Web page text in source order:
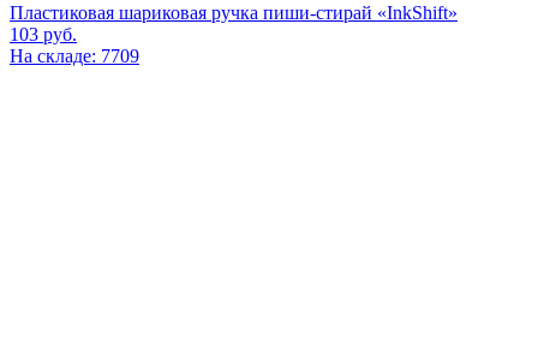
Пластиковая шариковая ручка пиши-стирай «InkShift»
103 руб.
На складе: 7709